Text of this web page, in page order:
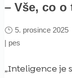
– Vše, co o
5. prosince 2025
| pes
„Inteligence je